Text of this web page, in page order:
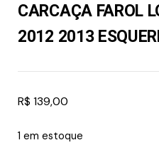
CARCAÇA FAROL
2012 2013
R$ 139,00
1 em estoque